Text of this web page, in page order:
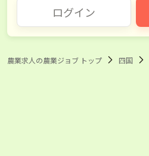
ログイン
農業求人の農業ジョブ トップ 四国